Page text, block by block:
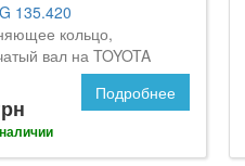
135.420
кольцо,
вал на TOYOTA
Подробнее